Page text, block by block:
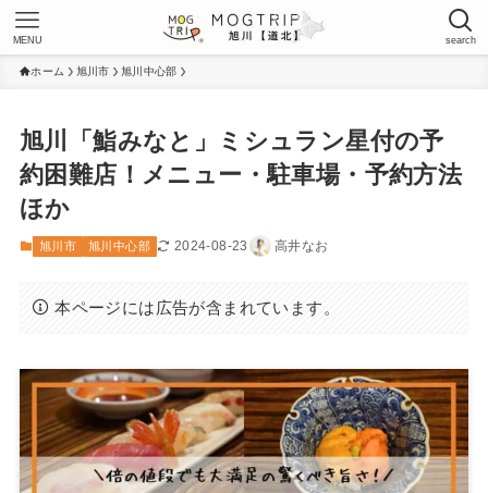
search
MENU
ホーム 旭川市 旭川中心部
旭川「鮨みなと」ミシュラン星付の予
約困難店！メニュー・駐車場・予約方法
ほか
旭川市 旭川中心部 2024-08-23 高井なお
本ページには広告が含まれています。